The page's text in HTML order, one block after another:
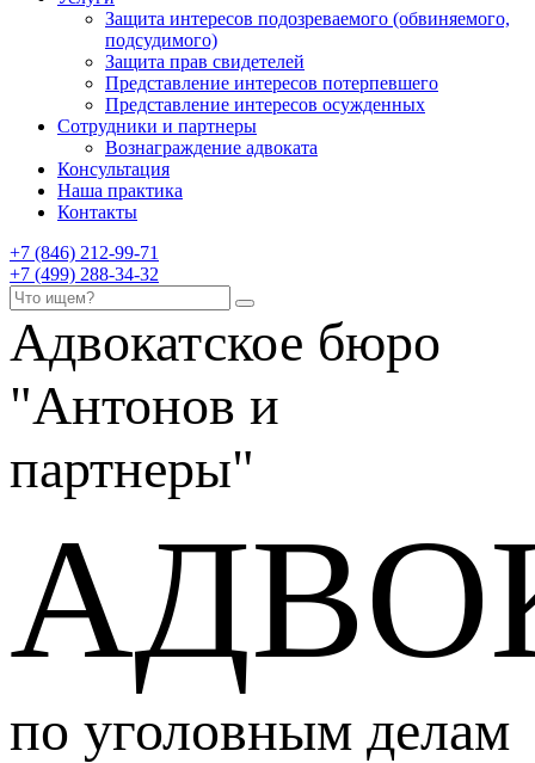
Защита интересов подозреваемого (обвиняемого,
подсудимого)
Защита прав свидетелей
Представление интересов потерпевшего
Представление интересов осужденных
Сотрудники и партнеры
Вознаграждение адвоката
Консультация
Наша практика
Контакты
+7 (846) 212-99-71
+7 (499) 288-34-32
Адвокатское бюро
"Антонов и
партнеры"
по уголовным делам